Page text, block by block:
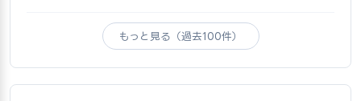
もっと見る（過去100件）